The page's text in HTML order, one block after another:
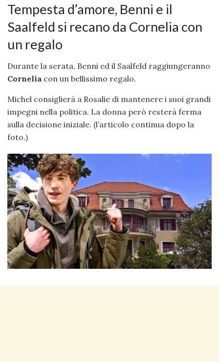
Tempesta d’amore, Benni e il
Saalfeld si recano da Cornelia con
un regalo
Durante la serata, Benni ed il Saalfeld raggiungeranno
Cornelia con un bellissimo regalo.
Michel consiglierà a Rosalie di mantenere i suoi grandi
impegni nella politica. La donna però resterà ferma
sulla decisione iniziale. (l’articolo continua dopo la
foto.)